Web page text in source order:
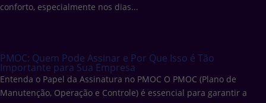
conforto, especialmente nos dias...
PMOC: Quem Pode Assinar e Por Que Isso é Tão
Importante para Sua Empresa
Entenda o Papel da Assinatura no PMOC O PMOC (Plano de
Manutenção, Operação e Controle) é essencial para garantir a